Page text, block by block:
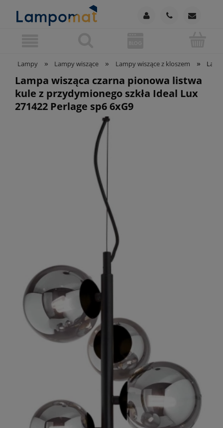
Lampy » Lampy wiszące » Lampy wiszące z kloszem »
Lampa wisząca czarna pionowa listwa
kule z przydymionego szkła Ideal Lux
271422 Perlage sp6 6xG9